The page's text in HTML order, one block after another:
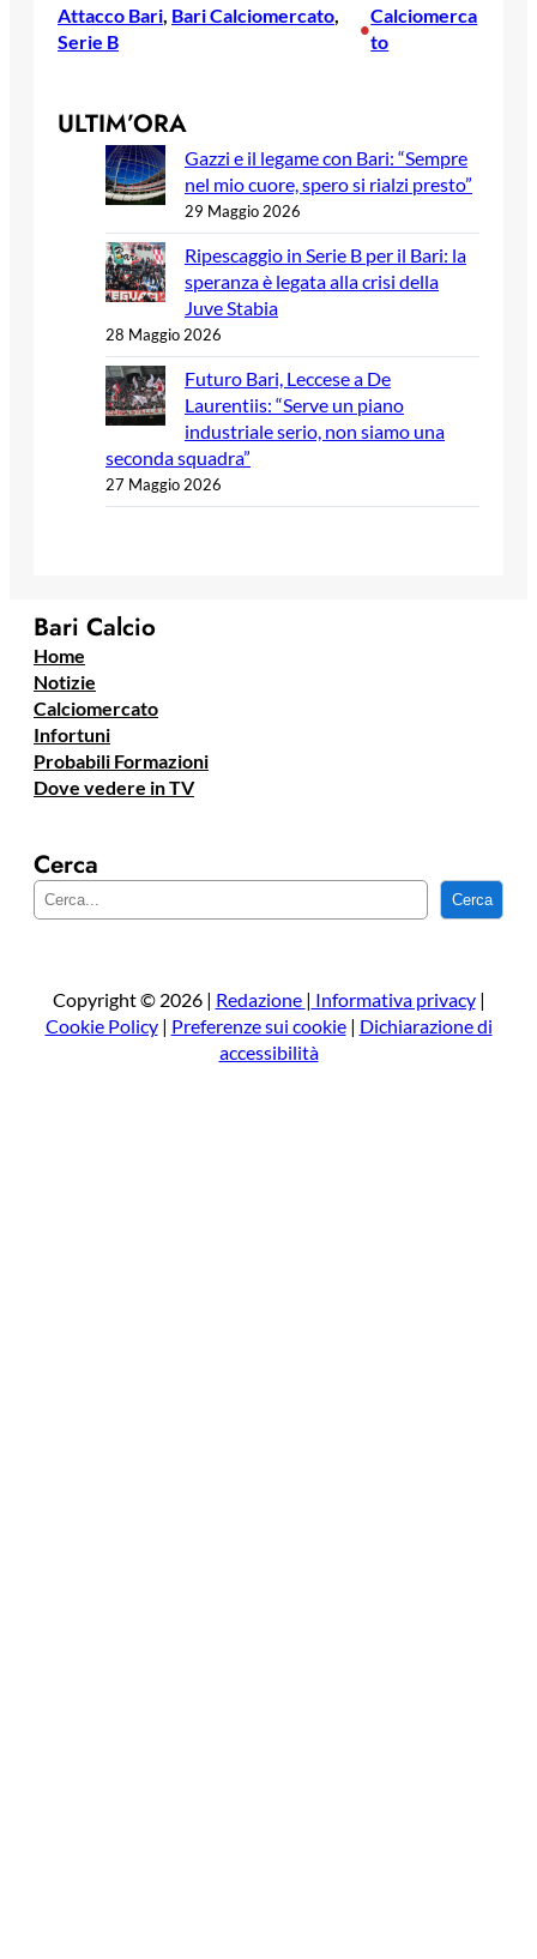
Attacco Bari Bari Calciomercato
Serie B
•
Calciomerca
to
ULTIM’ORA
Gazzi e il legame con Bari: “Sempre
nel mio cuore, spero si rialzi presto”
29 Maggio 2026
Ripescaggio in Serie B per il Bari: la
speranza è legata alla crisi della
Juve Stabia
28 Maggio 2026
Futuro Bari, Leccese a De
Laurentiis: “Serve un piano
industriale serio, non siamo una
seconda squadra”
27 Maggio 2026
Bari Calcio
Home
Notizie
Calciomercato
Infortuni
Probabili Formazioni
Dove vedere in TV
Cerca
e
a
Cerca
Copyright © 2026 | Redazione | Informativa privacy|
Cookie Policy| Preferenze sui cookie| Dichiarazione di
accessibilità